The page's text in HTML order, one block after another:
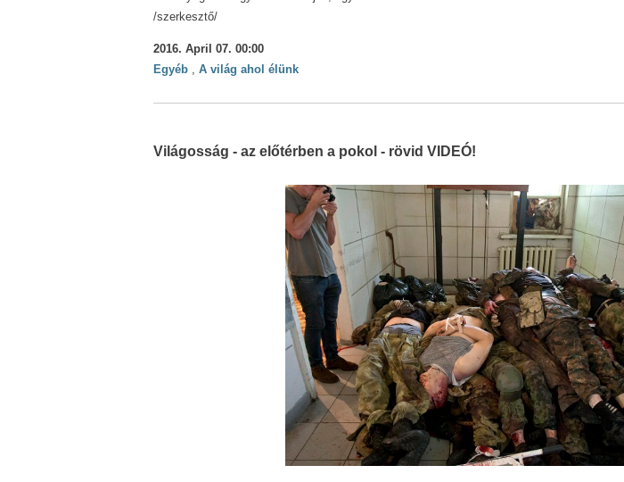
/szerkesztő/
2016. April 07. 00:00
Egyéb
A világ ahol élünk
Világosság - az előtérben a pokol - rövid VIDEÓ!